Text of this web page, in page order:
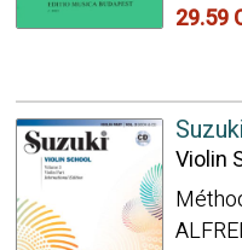
29.59
Suzuki
Violin